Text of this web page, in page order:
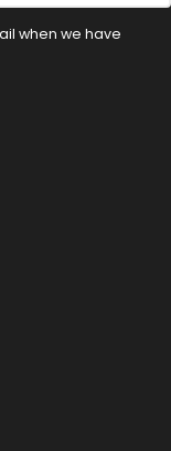
when we have